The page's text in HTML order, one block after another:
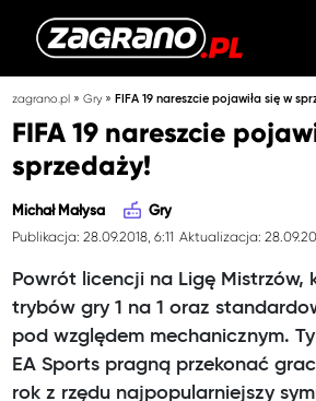
zagrano.pl »Gry»FIFA 19 nareszcie pojawiła się w
FIFA 19 nareszcie
sprzedaży!
Michał Małysa Gry
Publikacja: 28.09.2018, 6:11 Aktualizacja:
Powrót licencji na Ligę Mistrzów,
trybów gry 1 na 1 oraz
pod względem mechanicznym.
EA Sports pragną przekonać
rok z rzędu najpopularniejszy